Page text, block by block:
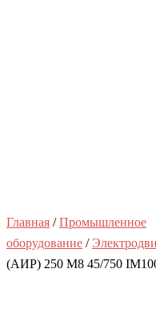
Главная /Промышленное
оборудование /
(АИР) 250 M8 45/750